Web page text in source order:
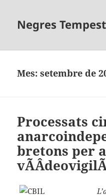
Negres
Mes:setembre de
Processats
bretons per